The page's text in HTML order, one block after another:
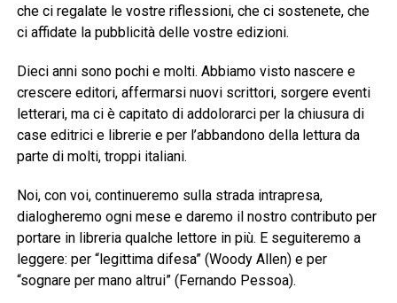
che ci regalate le vostre riflessioni, che ci sostenete, che
ci affidate la pubblicità delle vostre edizioni.
Dieci anni sono pochi e molti. Abbiamo visto nascere e
crescere editori, affermarsi nuovi scrittori, sorgere eventi
letterari, ma ci è capitato di addolorarci per la chiusura di
case editrici e librerie e per l’abbandono della lettura da
parte di molti, troppi italiani.
Noi, con voi, continueremo sulla strada intrapresa,
dialogheremo ogni mese e daremo il nostro contributo per
portare in libreria qualche lettore in più. E seguiteremo a
leggere: per “legittima difesa” (Woody Allen) e per
“sognare per mano altrui” (Fernando Pessoa).